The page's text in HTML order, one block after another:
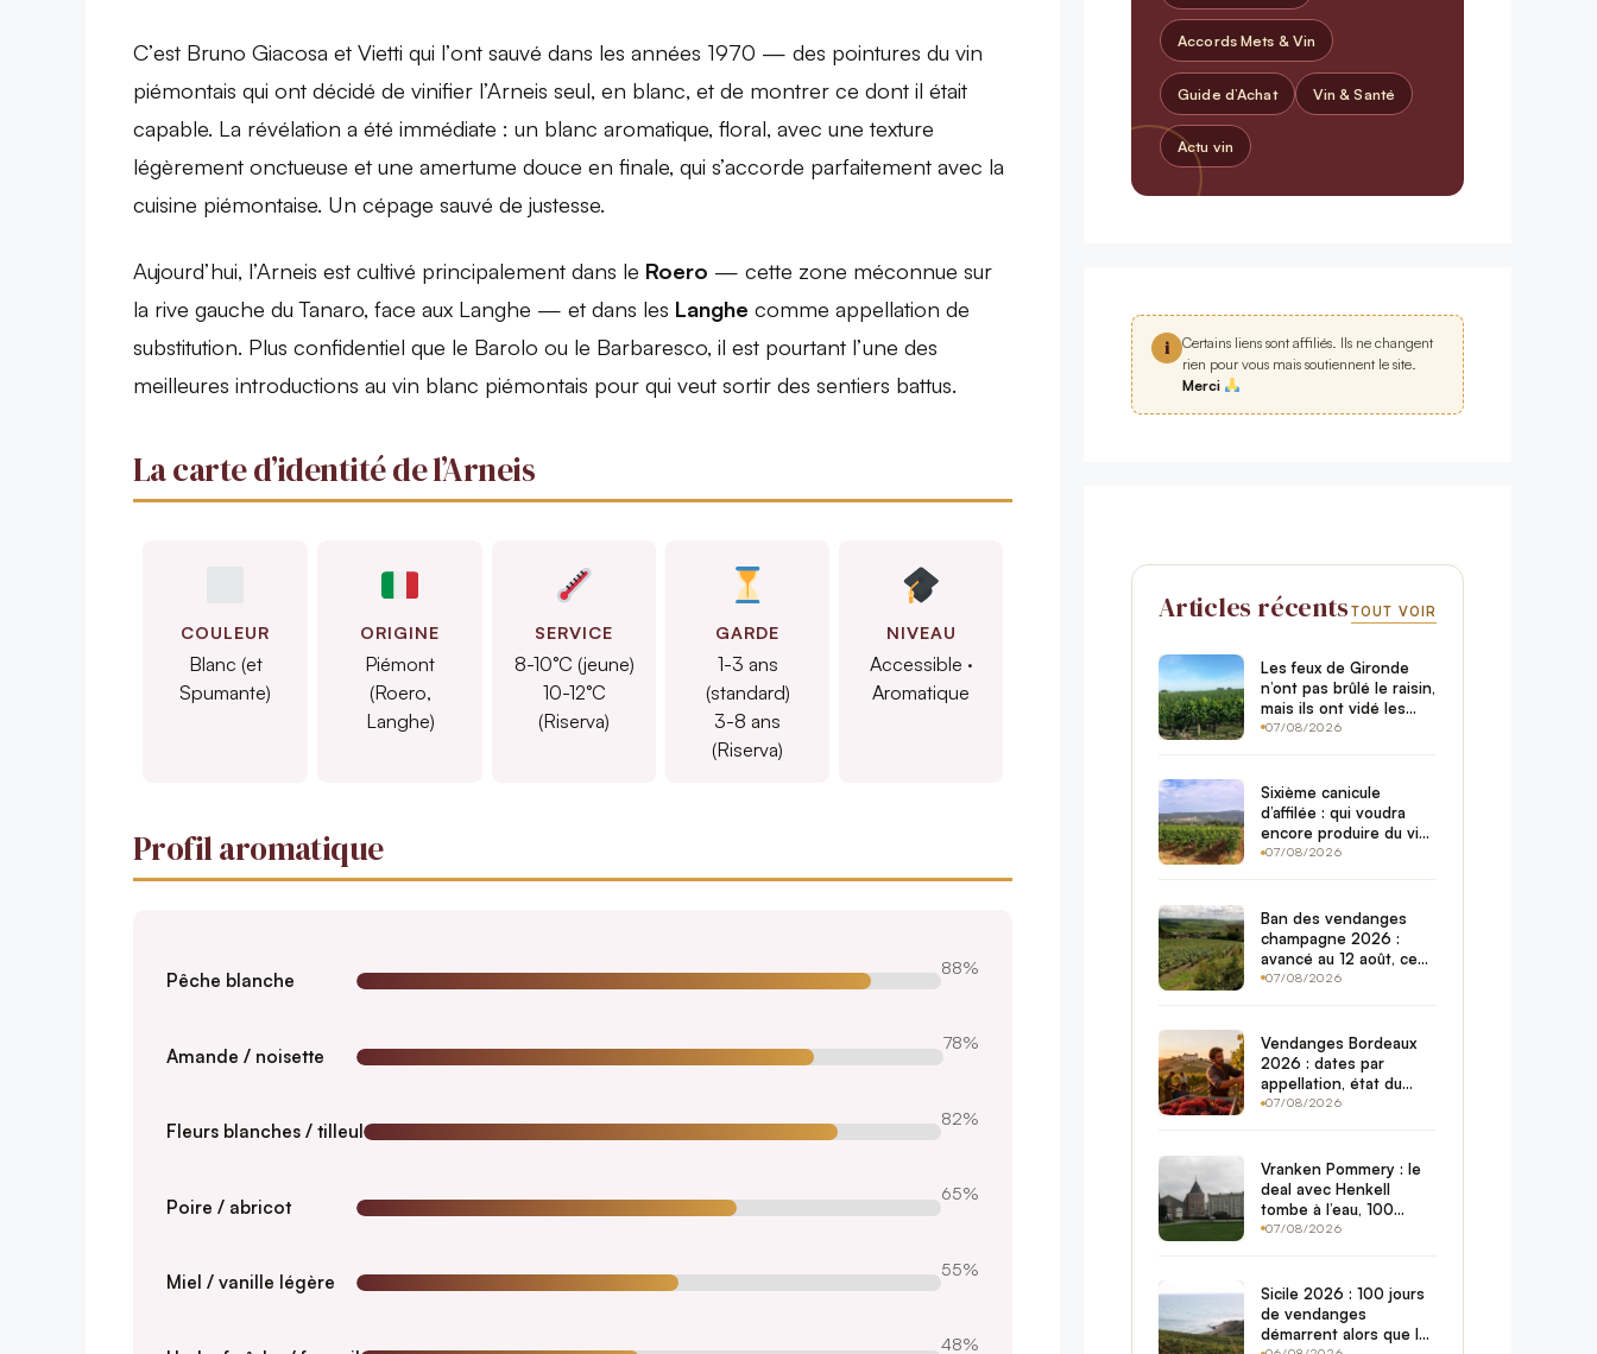
C’est Bruno Giacosa et Vietti qui l’ont sauvé dans les années 1970 — des pointures du vin
piémontais qui ont décidé de vinifier l’Arneis seul, en blanc, et de montrer ce dont il était
capable. La révélation a été immédiate : un blanc aromatique, floral, avec une texture
légèrement onctueuse et une amertume douce en finale, qui s’accorde parfaitement avec la
cuisine piémontaise. Un cépage sauvé de justesse.
Aujourd’hui, l’Arneis est cultivé principalement dans le Roero — cette zone méconnue sur
la rive gauche du Tanaro, face aux Langhe — et dans les Langhe comme appellation de
substitution. Plus confidentiel que le Barolo ou le Barbaresco, il est pourtant l’une des
meilleures introductions au vin blanc piémontais pour qui veut sortir des sentiers battus.
La carte d’identité de l’Arneis
COULEUR
Blanc (et
Spumante)
ORIGINE
Piémont
(Roero,
Langhe)
SERVICE
8-10°C (jeune)
10-12°C
(Riserva)
GARDE
1-3 ans
(standard)
3-8 ans
(Riserva)
NIVEAU
Accessible ·
Aromatique
Profil aromatique
Pêche blanche
88%
Amande / noisette
78%
Fleurs blanches / tilleul
82%
Poire / abricot
65%
Miel / vanille légère
55%
48%
Accords Mets & Vin
Guide d’Achat Vin & Santé
Actu vin
i
Certains liens sont affiliés. Ils ne changent
rien pour vous mais soutiennent le site.
Merci
Articles récentsTOUT VOIR
Les feux de Gironde
n’ont pas brûlé le raisin,
mais ils ont vidé les
châteaux de leurs
07/08/2026
Sixième canicule
d’affilée : qui voudra
encore produire du vin
quand les vignerons
07/08/2026
Ban des vendanges
champagne 2026 :
avancé au 12 août, ce
que ça change pour
07/08/2026
Vendanges Bordeaux
2026 : dates par
appellation, état du
vignoble et potentiel
07/08/2026
Vranken Pommery : le
deal avec Henkell
tombe à l’eau, 100
millions d’actifs
07/08/2026
Sicile 2026 : 100 jours
de vendanges
démarrent alors que le